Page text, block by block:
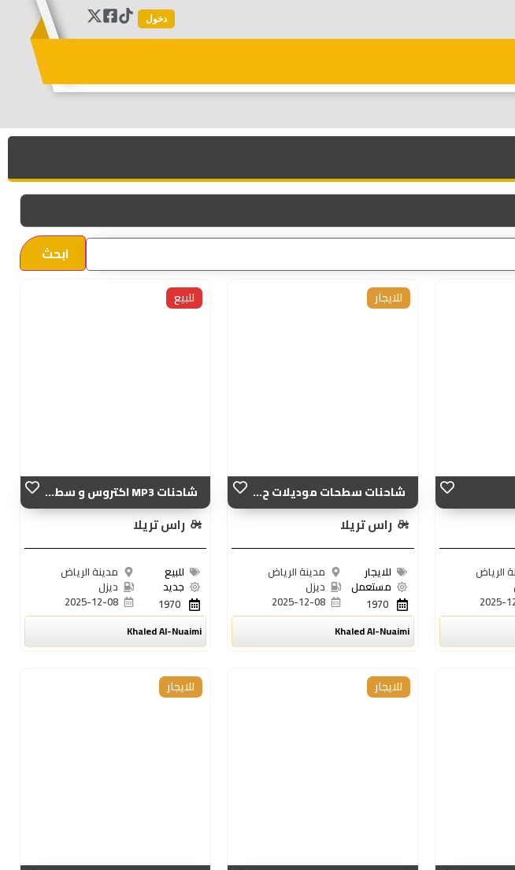
دخول
ابحث
الرياض
2025-
للايجار
شاحنات سطحات موديلات ح...
راس تريلا
للايجار
مستعمل
1970
مدينة الرياض
ديزل
2025-12-08
Khaled Al-Nuaimi
للبيع
شاحنات MP3 اكتروس و سط...
راس تريلا
للبيع
جديد
1970
مدينة الرياض
ديزل
2025-12-08
Khaled Al-Nuaimi
للايجار للايجار